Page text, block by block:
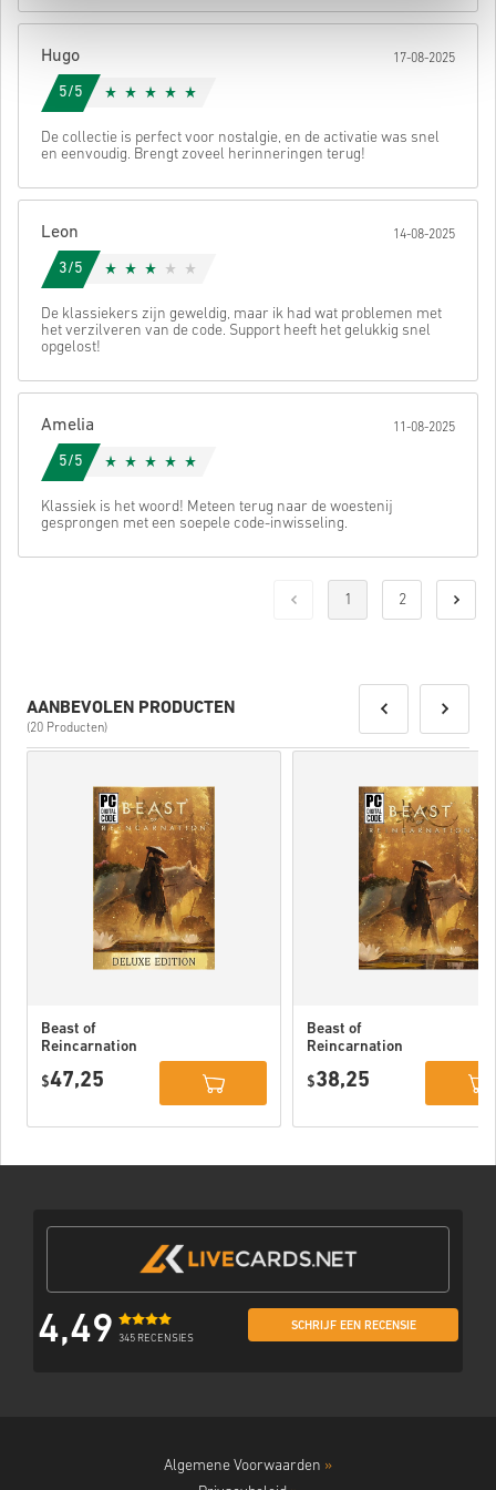
Daarna ontvang je een e-mail met een veilige link om je code te
Hugo 17-08-2025
5/5
De collectie is perfect voor nostalgie, en de activatie was snel
en eenvoudig. Brengt zoveel herinneringen terug!
Leon 14-08-2025
3/5
De klassiekers zijn geweldig, maar ik had wat problemen met
het verzilveren van de code. Support heeft het gelukkig snel
opgelost!
Amelia 11-08-2025
5/5
Klassiek is het woord! Meteen terug naar de woestenij
gesprongen met een soepele code-inwisseling.
1 2
AANBEVOLEN PRODUCTEN
(20 Producten)
Beast of
Reincarnation
PC (STEAM)
$47,25
Beast of
Reincarnation
$38,25
4,49 345 RECENSIES
SCHRIJF EEN RECENSIE
Algemene Voorwaarden »